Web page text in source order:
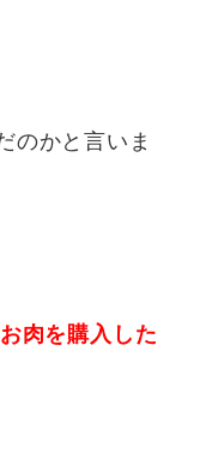
のかと言いま
肉を購入した